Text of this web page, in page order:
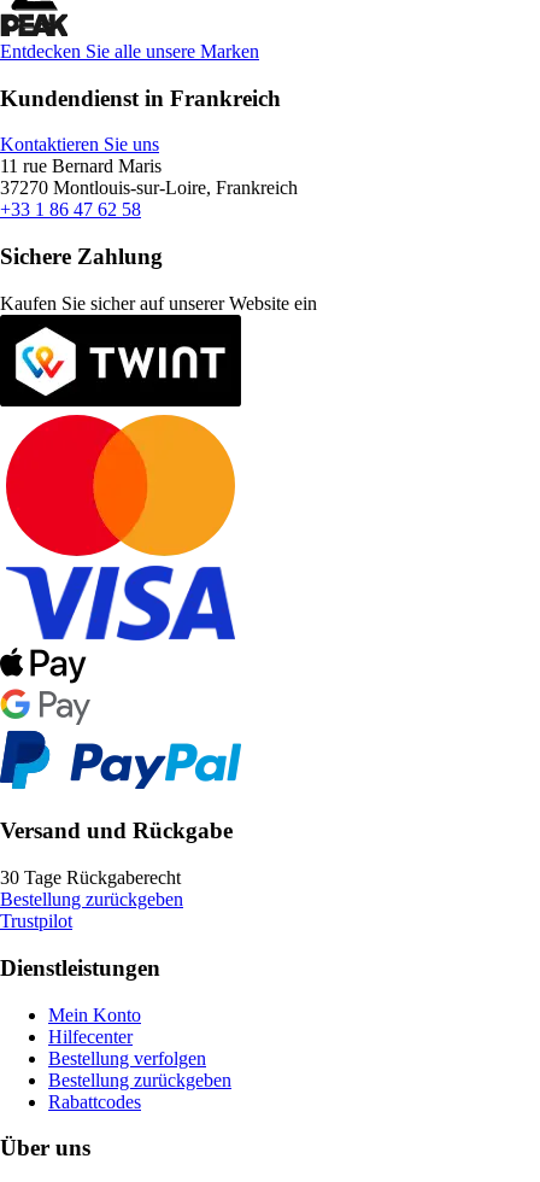
Entdecken Sie alle unsere Marken
Kundendienst in Frankreich
Kontaktieren Sie uns
11 rue Bernard Maris
37270 Montlouis-sur-Loire, Frankreich
+33 1 86 47 62 58
Sichere Zahlung
Kaufen Sie sicher auf unserer Website ein
Versand und Rückgabe
30 Tage Rückgaberecht
Bestellung zurückgeben
Trustpilot
Dienstleistungen
Mein Konto
Hilfecenter
Bestellung verfolgen
Bestellung zurückgeben
Rabattcodes
Über uns